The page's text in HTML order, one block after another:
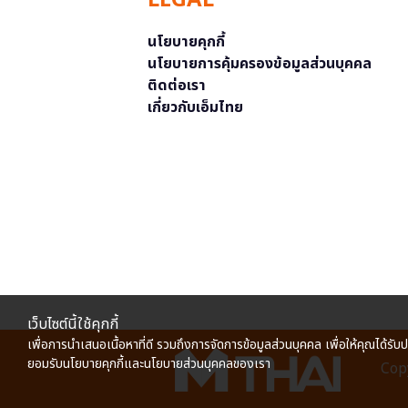
นโยบายคุกกี้
นโยบายการคุ้มครองข้อมูลส่วนบุคคล
ติดต่อเรา
เกี่ยวกับเอ็มไทย
เว็บไซต์นี้ใช้คุกกี้
เพื่อการนำเสนอเนื้อหาที่ดี รวมถึงการจัดการข้อมูลส่วนบุคคล เพื่อให้คุณได้รั
ยอมรับนโยบายคุกกี้และนโยบายส่วนบุคคลของเรา